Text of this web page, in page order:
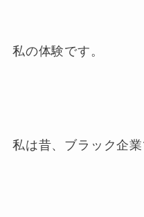
私の体験です。
私は昔、ブラック企業